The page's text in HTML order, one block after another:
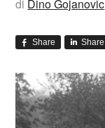
di Dino Gojanovic
Share Share